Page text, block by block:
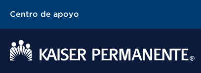
Centro de apoyo